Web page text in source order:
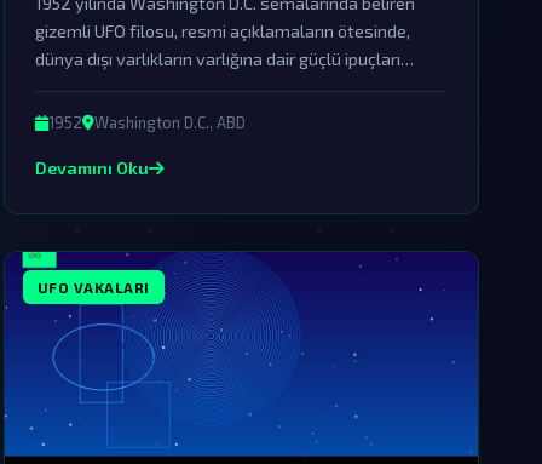
gizemli UFO filosu, resmi açıklamaların ötesinde,
dünya dışı varlıkların varlığına dair güçlü ipuçları
sunuyor. Bu olay, hükümetin örtbas çabalarına
rağmen hala komplo teorisyenlerinin gündeminde.
1952 Washington D.C., ABD
Devamını Oku
UFO VAKALARI